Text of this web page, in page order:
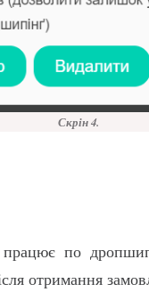
Скрін 4.
по
отримання